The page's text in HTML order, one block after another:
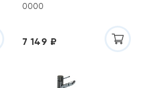
0000
7 149 ₽